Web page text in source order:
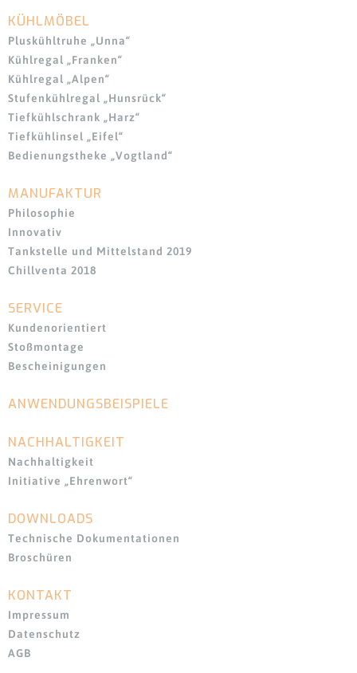
Navigation
überspringen
KÜHLMÖBEL
Pluskühltruhe „Unna“
Kühlregal „Franken“
Kühlregal „Alpen“
Stufenkühlregal „Hunsrück“
Tiefkühlschrank „Harz“
Tiefkühlinsel „Eifel“
Bedienungstheke „Vogtland“
Navigation
überspringen
MANUFAKTUR
Philosophie
Innovativ
Tankstelle und Mittelstand 2019
Chillventa 2018
SERVICE
Kundenorientiert
Stoßmontage
Bescheinigungen
Navigation
ANWENDUNGSBEISPIELE
NACHHALTIGKEIT
Nachhaltigkeit
Initiative „Ehrenwort“
Navigation
überspringen
DOWNLOADS
Technische Dokumentationen
Broschüren
KONTAKT
Impressum
Datenschutz
AGB